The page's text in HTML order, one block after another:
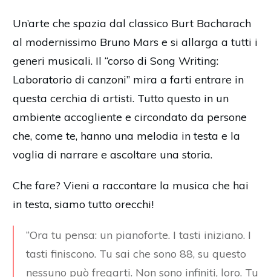
Un’arte che spazia dal classico Burt Bacharach
al modernissimo Bruno Mars e si allarga a tutti i
generi musicali. Il “corso di Song Writing:
Laboratorio di canzoni” mira a farti entrare in
questa cerchia di artisti. Tutto questo in un
ambiente accogliente e circondato da persone
che, come te, hanno una melodia in testa e la
voglia di narrare e ascoltare una storia.
Che fare? Vieni a raccontare la musica che hai
in testa, siamo tutto orecchi!
“Ora tu pensa: un pianoforte. I tasti iniziano. I
tasti finiscono. Tu sai che sono 88, su questo
nessuno può fregarti. Non sono infiniti, loro. Tu